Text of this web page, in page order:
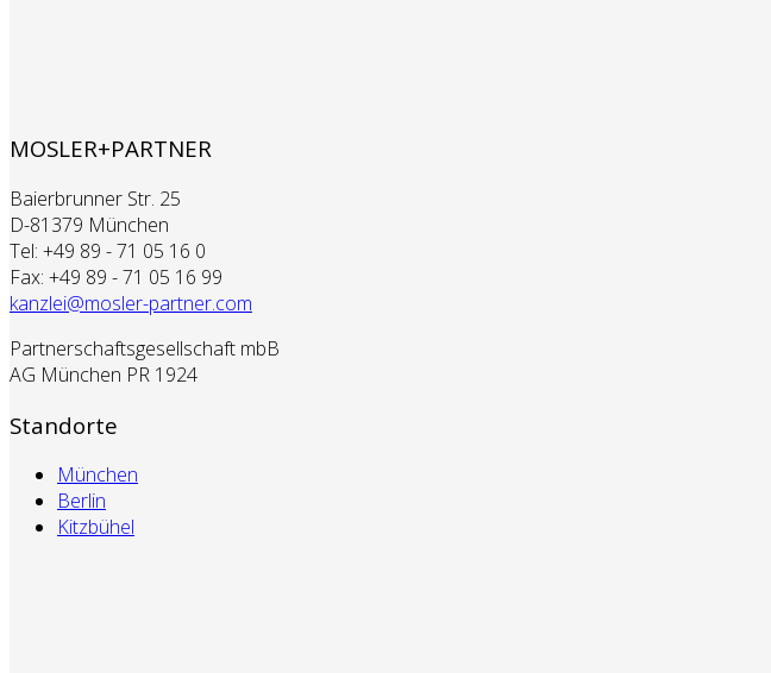
MOSLER+PARTNER
Baierbrunner Str. 25
D-81379 München
Tel: +49 89 - 71 05 16 0
Fax: +49 89 - 71 05 16 99
kanzlei@mosler-partner.com
Partnerschaftsgesellschaft mbB
AG München PR 1924
Standorte
München
Berlin
Kitzbühel